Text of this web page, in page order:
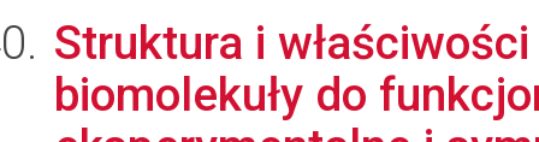
Struktura i
biomolekuły do